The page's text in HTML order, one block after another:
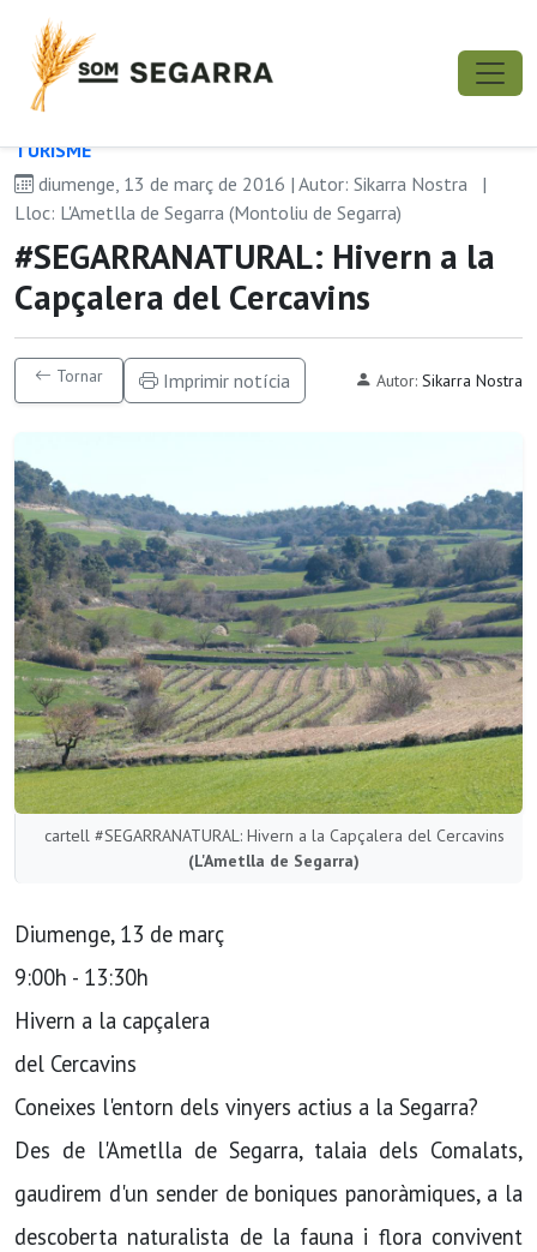
TURISME
diumenge, 13 de març de 2016 | Autor: Sikarra Nostra
|
Lloc: L'Ametlla de Segarra (Montoliu de Segarra)
#SEGARRANATURAL: Hivern a la
Capçalera del Cercavins
Tornar Imprimir notícia Autor: Sikarra Nostra
cartell #SEGARRANATURAL: Hivern a la Capçalera del Cercavins
(L'Ametlla de Segarra)
Diumenge, 13 de març
9:00h - 13:30h
Hivern a la capçalera
del Cercavins
Coneixes l'entorn dels vinyers actius a la Segarra?
Des de l'Ametlla de Segarra, talaia dels Comalats,
gaudirem d'un sender de boniques panoràmiques, a la
descoberta naturalista de la fauna i flora convivent